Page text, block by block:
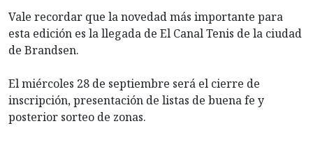
Vale recordar que la novedad más importante para
esta edición es la llegada de El Canal Tenis de la ciudad
de Brandsen.
El miércoles 28 de septiembre será el cierre de
inscripción, presentación de listas de buena fe y
posterior sorteo de zonas.